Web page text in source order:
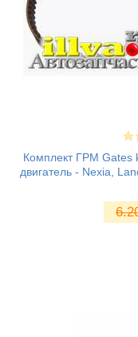
Комплект ГРМ Gates
двигатель - Nexia,